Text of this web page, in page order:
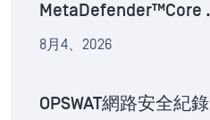
MetaDefender™Core
8月4、2026
OPSWAT網路安全紀